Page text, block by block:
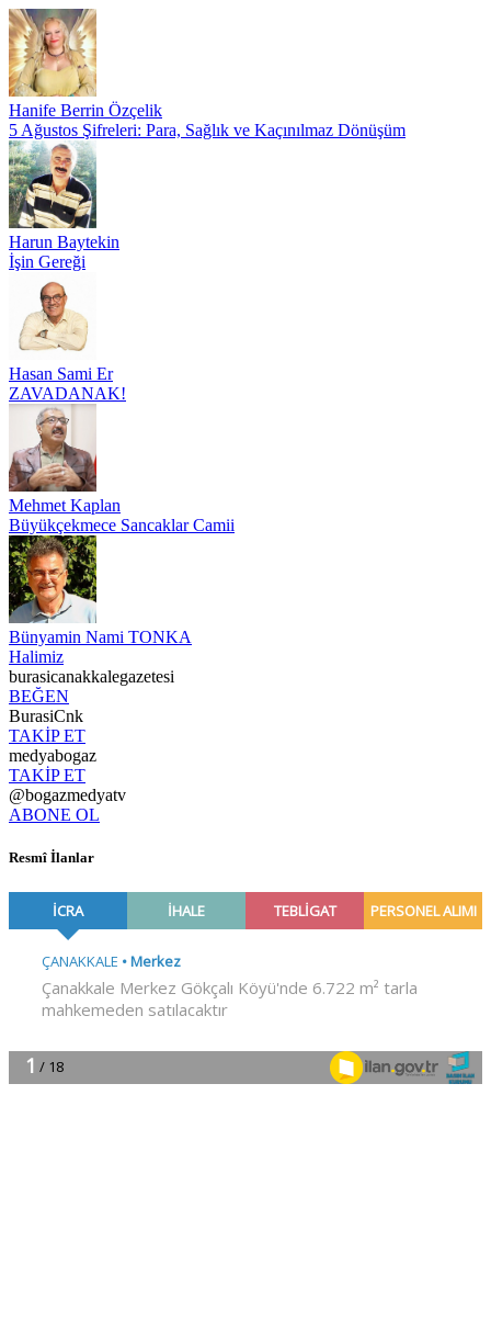
Hanife Berrin Özçelik
5 Ağustos Şifreleri: Para, Sağlık ve Kaçınılmaz Dönüşüm
Harun Baytekin
İşin Gereği
Hasan Sami Er
ZAVADANAK!
Mehmet Kaplan
Büyükçekmece Sancaklar Camii
Bünyamin Nami TONKA
Halimiz
burasicanakkalegazetesi
BEĞEN
BurasiCnk
TAKİP ET
medyabogaz
TAKİP ET
@bogazmedyatv
ABONE OL
Resmî İlanlar